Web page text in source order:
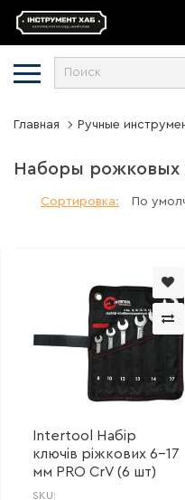
Главная Ручные
Наборы рожковых
Сортировка:
Intertool Набір
ключів ріжкових 6-17
мм PRO CrV (6 шт)
SKU: